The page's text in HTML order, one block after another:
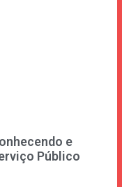
e
Público